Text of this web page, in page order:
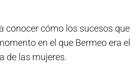
conocer cómo los sucesos que
en el que Bermeo era el
de las mujeres.